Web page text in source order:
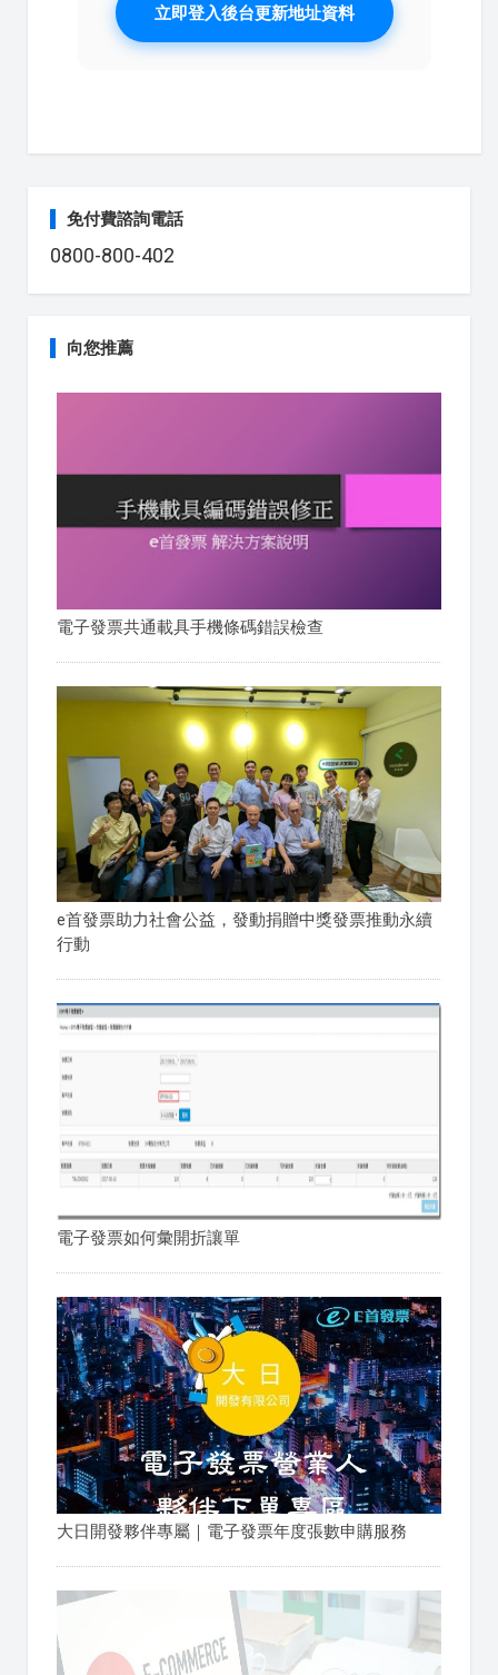
立即登入後台更新地址資料
免付費諮詢電話
0800-800-402
向您推薦
電子發票共通載具手機條碼錯誤檢查
e首發票助力社會公益，發動捐贈中獎發票推動永續
行動
電子發票如何彙開折讓單
大日開發夥伴專屬｜電子發票年度張數申購服務